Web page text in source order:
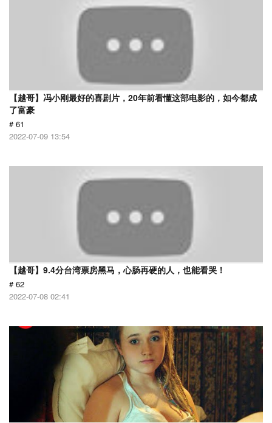
【越哥】冯小刚最好的喜剧片，20年前看懂这部电影的，如今都成
了富豪
# 61
2022-07-09 13:54
【越哥】9.4分台湾票房黑马，心肠再硬的人，也能看哭！
# 62
2022-07-08 02:41